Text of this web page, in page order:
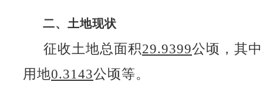
二、 土地现状
征收土地总面积29.9399公顷，其
用地0.3143公顷等。